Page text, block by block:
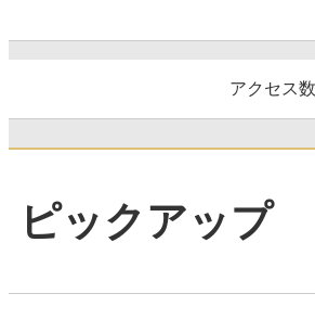
アクセス
ピックアップ